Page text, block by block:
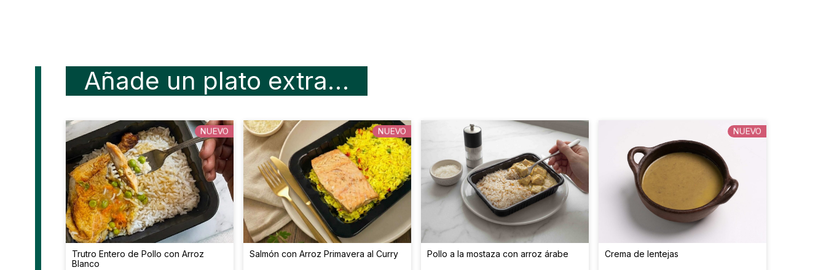
Añade un plato extra…
NUEVO
Trutro Entero de Pollo con Arroz
Blanco
NUEVO
Salmón con Arroz Primavera al Curry Pollo a la mostaza con arroz árabe
NUEVO
Crema de lentejas